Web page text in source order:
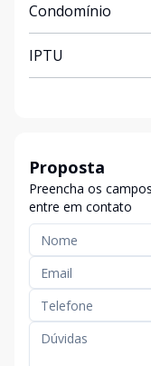
Condomínio
IPTU
Proposta
Preencha os
entre em contato